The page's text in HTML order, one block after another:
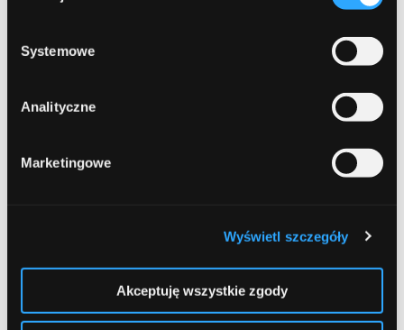
Systemowe
Analityczne
Marketingowe
Wyświetl szczegóły
Akceptuję wszystkie zgody
Name Required